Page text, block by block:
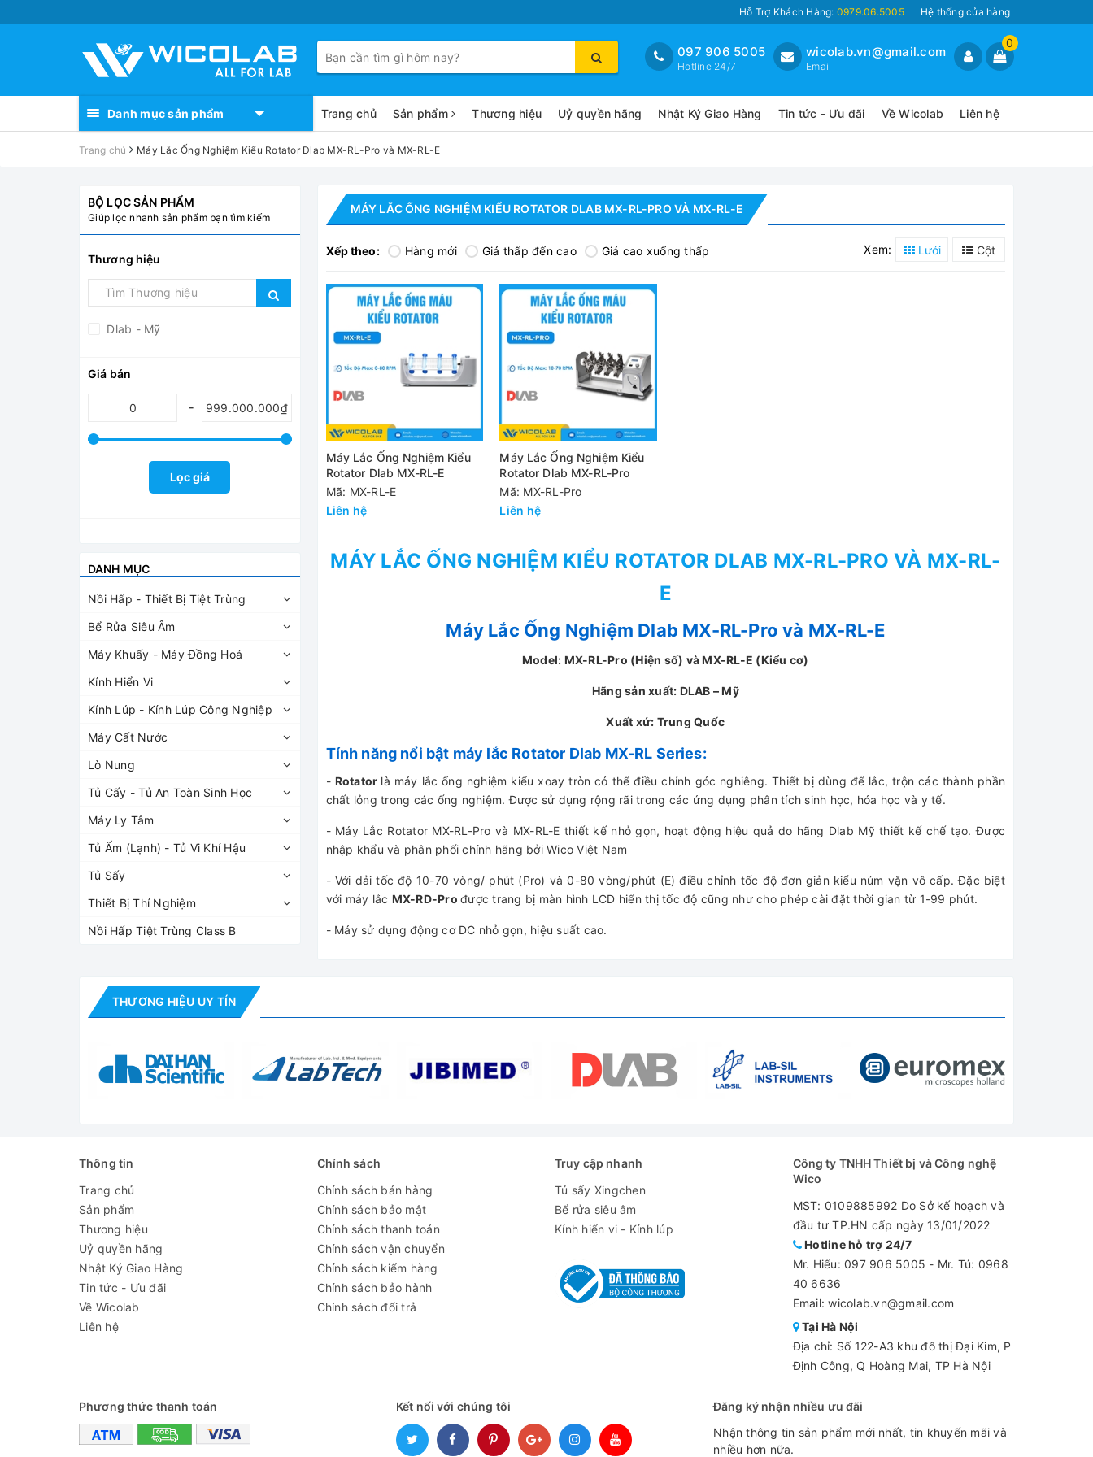
Hỗ Trợ Khách Hàng: 0979.06.5005 Hệ thống cửa hàng
0
wicolab.vn@gmail.com
Email
097 906 5005
Hotline 24/7
Danh mục sản phẩm Trang chủ Sản phẩm Thương hiệu Uỷ quyền hãng Nhật Ký Giao Hàng Tin tức - Ưu đãi Về Wicolab Liên hệ
Trang chủ Máy Lắc Ống Nghiệm Kiểu Rotator Dlab MX-RL-Pro và MX-RL-E
BỘ LỌC SẢN PHẨM
Giúp lọc nhanh sản phẩm bạn tìm kiếm
Thương hiệu
Dlab - Mỹ
Giá bán
Lọc giá
DANH MỤC
Nồi Hấp - Thiết Bị Tiệt Trùng
Bể Rửa Siêu Âm
Máy Khuấy - Máy Đồng Hoá
Kính Hiển Vi
Kính Lúp - Kính Lúp Công Nghiệp
Máy Cất Nước
Lò Nung
Tủ Cấy - Tủ An Toàn Sinh Học
Máy Ly Tâm
Tủ Ấm (Lạnh) - Tủ Vi Khí Hậu
Tủ Sấy
Thiết Bị Thí Nghiệm
Nồi Hấp Tiệt Trùng Class B
MÁY LẮC ỐNG NGHIỆM KIỂU ROTATOR DLAB MX-RL-PRO VÀ MX-RL-E
Xếp theo: Hàng mới Giá thấp đến cao Giá cao xuống thấp Xem: Lưới Cột
Máy Lắc Ống Nghiệm Kiểu
Rotator Dlab MX-RL-E
Mã: MX-RL-E
Liên hệ
Máy Lắc Ống Nghiệm Kiểu
Rotator Dlab MX-RL-Pro
Mã: MX-RL-Pro
Liên hệ
MÁY LẮC ỐNG NGHIỆM KIỂU ROTATOR DLAB MX-RL-PRO VÀ MX-RL-
E
Máy Lắc Ống Nghiệm Dlab MX-RL-Pro và MX-RL-E
Model: MX-RL-Pro (Hiện số) và MX-RL-E (Kiểu cơ)
Hãng sản xuất: DLAB – Mỹ
Xuất xứ: Trung Quốc
Tính năng nổi bật máy lắc Rotator Dlab MX-RL Series:
- Rotator là máy lắc ống nghiệm kiểu xoay tròn có thể điều chỉnh góc nghiêng. Thiết bị dùng để lắc, trộn các thành phần
chất lỏng trong các ống nghiệm. Được sử dụng rộng rãi trong các ứng dụng phân tích sinh học, hóa học và y tế.
- Máy Lắc Rotator MX-RL-Pro và MX-RL-E thiết kế nhỏ gọn, hoạt động hiệu quả do hãng Dlab Mỹ thiết kế chế tạo. Được
nhập khẩu và phân phối chính hãng bởi Wico Việt Nam
- Với dải tốc độ 10-70 vòng/ phút (Pro) và 0-80 vòng/phút (E) điều chỉnh tốc độ đơn giản kiểu núm vặn vô cấp. Đặc biệt
với máy lắc MX-RD-Pro được trang bị màn hình LCD hiển thị tốc độ cũng như cho phép cài đặt thời gian từ 1-99 phút.
- Máy sử dụng động cơ DC nhỏ gọn, hiệu suất cao.
THƯƠNG HIỆU UY TÍN
Thông tin
Trang chủ
Sản phẩm
Thương hiệu
Uỷ quyền hãng
Nhật Ký Giao Hàng
Tin tức - Ưu đãi
Về Wicolab
Liên hệ
Chính sách
Chính sách bán hàng
Chính sách bảo mật
Chính sách thanh toán
Chính sách vận chuyển
Chính sách kiểm hàng
Chính sách bảo hành
Chính sách đổi trả
Truy cập nhanh
Tủ sấy Xingchen
Bể rửa siêu âm
Kính hiển vi - Kính lúp
Công ty TNHH Thiết bị và Công nghệ
Wico
MST: 0109885992 Do Sở kế hoạch và
đầu tư TP.HN cấp ngày 13/01/2022
Hotline hỗ trợ 24/7
Mr. Hiếu: 097 906 5005 - Mr. Tú: 0968
40 6636
Email: wicolab.vn@gmail.com
Tại Hà Nội
Địa chỉ: Số 122-A3 khu đô thị Đại Kim, P
Định Công, Q Hoàng Mai, TP Hà Nội
Phương thức thanh toán Kết nối với chúng tôi
Đăng ký nhận nhiều ưu đãi
Nhận thông tin sản phẩm mới nhất, tin khuyến mãi và
nhiều hơn nữa.